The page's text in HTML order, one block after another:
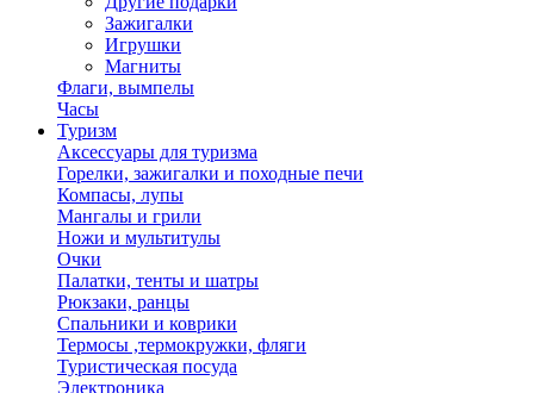
Зажигалки
Игрушки
Магниты
Флаги, вымпелы
Часы
Туризм
Аксессуары для туризма
Горелки, зажигалки и походные печи
Компасы, лупы
Мангалы и грили
Ножи и мультитулы
Очки
Палатки, тенты и шатры
Рюкзаки, ранцы
Спальники и коврики
Термосы ,термокружки, фляги
Туристическая посуда
Электроника